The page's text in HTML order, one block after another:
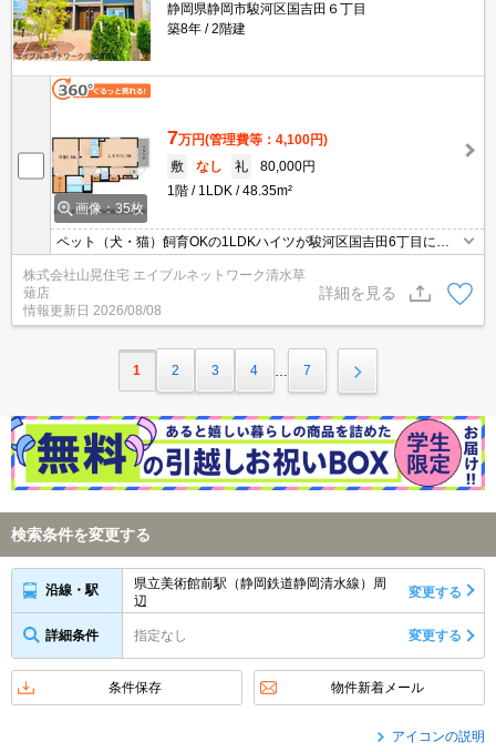
静岡県静岡市駿河区国吉田６丁目
築8年
2階建
画像：35枚
7万円(管理費等：4,100円)
敷
なし 礼
80,000円
1階
1LDK 48.35m²
ペット（犬・猫）飼育OKの1LDKハイツが駿河区国吉田6丁目に空
追焚きや浴室乾燥機まで完備されていて、至れり尽くせり！！室内
物干しや宅配ボックスなど生活便利な設備もタップリついています♪
緑豊かな国吉田6丁目で新生活をスタートさせましょう！ぜひご覧
下さい！
株式会社山晃住宅 エイブルネットワーク清水草
薙店
情報更新日 2026/08/08
詳細を見る
1 2 3 4 … 7
検索条件を変更する
沿線・駅
県立美術館前駅（静岡鉄道静岡清水線）周
辺
変更する
詳細条件 指定なし 変更する
条件保存 物件新着メール
アイコンの説明